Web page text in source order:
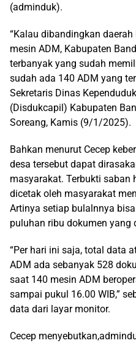
(adminduk).
“Kalau dibandingkan
mesin ADM, Kabupaten
terbanyak yang sudah
sudah ada 140 ADM yang
Sekretaris Dinas
(Disdukcapil) Kabupaten
Soreang, Kamis (9/1/2025).
Bahkan menurut Cecep
desa tersebut dapat
masyarakat. Terbukti saban
dicetak oleh masyarakat
Artinya setiap bulalnnya
puluhan ribu dokumen yang
“Per hari ini saja, total data
ADM ada sebanyak 528
saat 140 mesin ADM
sampai pukul 16.00 WIB,”
data dari layar monitor.
Cecep